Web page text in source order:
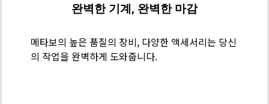
완벽한 기계, 완벽한 마감
메타보의 높은 품질의 장비, 다양한 액세서리는 당신
의 작업을 완벽하게 도와줍니다.